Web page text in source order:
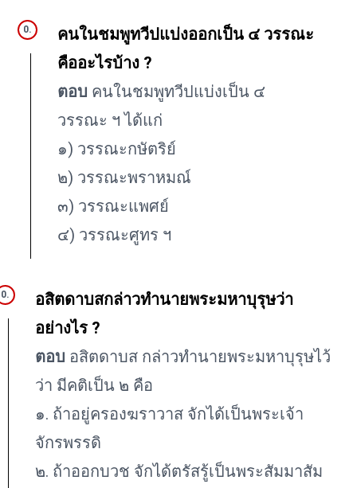
คนในชมพูทวีปแบ่งออกเป็น ๔ วรรณะ
คืออะไรบ้าง ?
ตอบ คนในชมพูทวีปแบ่งเป็น ๔
วรรณะ ฯ ได้แก่
๑) วรรณะกษัตริย์
๒) วรรณะพราหมณ์
๓) วรรณะแพศย์
๔) วรรณะศูทร ฯ
อสิตดาบสกล่าวทำนายพระมหาบุรุษว่า
อย่างไร ?
ตอบ อสิตดาบส กล่าวทำนายพระมหาบุรุษไว้
ว่า มีคติเป็น ๒ คือ
๑. ถ้าอยู่ครองฆราวาส จักได้เป็นพระเจ้า
จักรพรรดิ
๒. ถ้าออกบวช จักได้ตรัสรู้เป็นพระสัมมาสัม